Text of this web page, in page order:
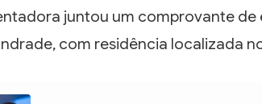
juntou um comprovante
com residência localizada